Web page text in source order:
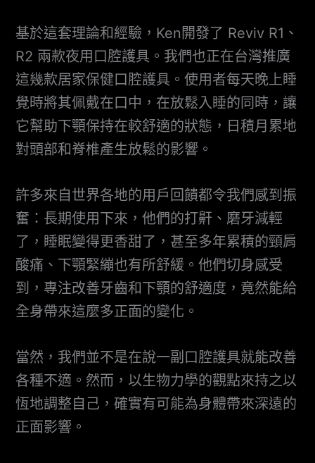
基於這套理論和經驗，Ken開發了 Reviv R1、
R2 兩款夜用口腔護具。我們也正在台灣推廣
這幾款居家保健口腔護具。使用者每天晚上睡
覺時將其佩戴在口中，在放鬆入睡的同時，讓
它幫助下顎保持在較舒適的狀態，日積月累地
對頭部和脊椎產生放鬆的影響。
許多來自世界各地的用戶回饋都令我們感到振
奮：長期使用下來，他們的打鼾、磨牙減輕
了，睡眠變得更香甜了，甚至多年累積的頸肩
酸痛、下顎緊繃也有所舒緩。他們切身感受
到，專注改善牙齒和下顎的舒適度，竟然能給
全身帶來這麼多正面的變化。
當然，我們並不是在說一副口腔護具就能改善
各種不適。然而，以生物力學的觀點來持之以
恆地調整自己，確實有可能為身體帶來深遠的
正面影響。